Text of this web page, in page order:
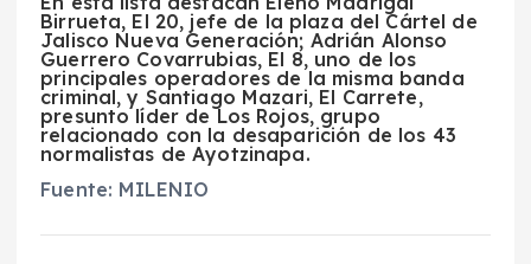
Birrueta, El 20, jefe de la plaza del Cártel de
Jalisco Nueva Generación; Adrián Alonso
Guerrero Covarrubias, El 8, uno de los
principales operadores de la misma banda
criminal, y Santiago Mazari, El Carrete,
presunto líder de Los Rojos, grupo
relacionado con la desaparición de los 43
normalistas de Ayotzinapa.
Fuente: MILENIO